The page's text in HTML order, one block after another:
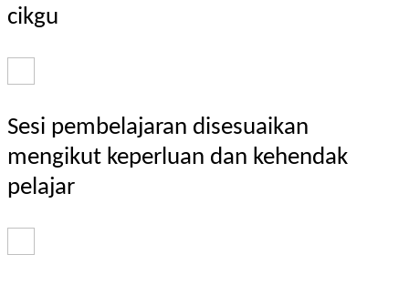
cikgu
Sesi pembelajaran disesuaikan
mengikut keperluan dan kehendak
pelajar